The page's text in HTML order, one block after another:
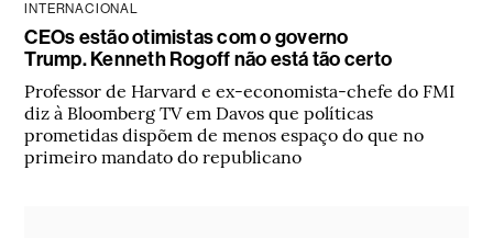
INTERNACIONAL
CEOs estão otimistas com o governo
Trump. Kenneth Rogoff não está tão certo
Professor de Harvard e ex-economista-chefe do FMI
diz à Bloomberg TV em Davos que políticas
prometidas dispõem de menos espaço do que no
primeiro mandato do republicano